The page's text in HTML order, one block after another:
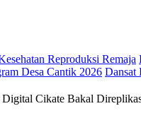
Reproduksi Remaja
Desa Cantik 2026 Dansat
Cikate Bakal